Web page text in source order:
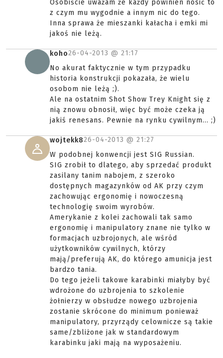
Osobiście uważam że każdy powinien nosić to
z czym mu wygodnie a innym nic do tego.
Inna sprawa że mieszanki kałacha i emki mi
jakoś nie leżą.
koho26-04-2013 @ 21:17
No akurat faktycznie w tym przypadku
historia konstrukcji pokazała, że wielu
osobom nie leżą ;).
Ale na ostatnim Shot Show Trey Knight się z
nią znowu obnosił, więc być może czeka ją
jakiś renesans. Pewnie na rynku cywilnym... ;)
wojtekk826-04-2013 @ 21:27
W podobnej konwencji jest SIG Russian.
SIG zrobił to dlatego, aby sprzedać produkt
zasilany tanim nabojem, z szeroko
dostępnych magazynków od AK przy czym
zachowując ergonomię i nowoczesną
technologię swoim wyrobów.
Amerykanie z kolei zachowali tak samo
ergonomię i manipulatory znane nie tylko w
formacjach uzbrojonych, ale wśród
użytkowników cywilnych, którzy
mają/preferują AK, do którego amunicja jest
bardzo tania.
Do tego jeżeli takowe karabinki miałyby być
wdrożone do uzbrojenia to szkolenie
żołnierzy w obsłudze nowego uzbrojenia
zostanie skrócone do minimum ponieważ
manipulatory, przyrządy celownicze są takie
same/zbliżone jak w standardowym
karabinku jaki mają na wyposażeniu.